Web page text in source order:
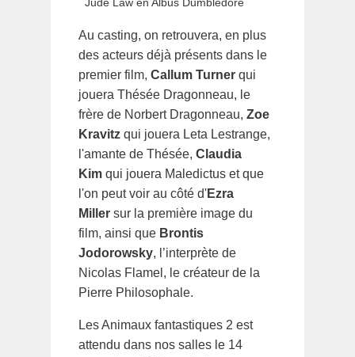
Au casting, on retrouvera, en plus
des acteurs déjà présents dans le
premier film, Callum Turner qui
jouera Thésée Dragonneau, le
frère de Norbert Dragonneau, Zoe
Kravitz qui jouera Leta Lestrange,
l'amante de Thésée, Claudia
Kim qui jouera Maledictus et que
l'on peut voir au côté d'Ezra
Miller sur la première image du
film, ainsi que Brontis
Jodorowsky, l’interprète de
Nicolas Flamel, le créateur de la
Pierre Philosophale.
Les Animaux fantastiques 2 est
attendu dans nos salles le 14